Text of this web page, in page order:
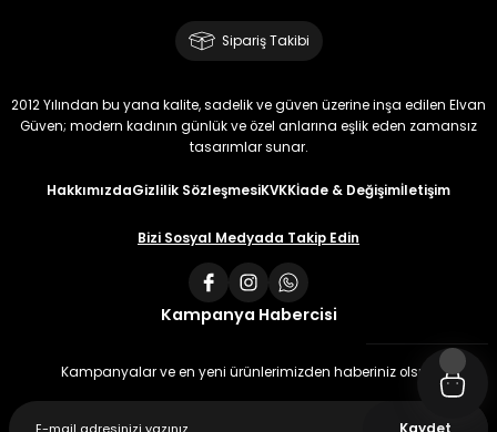
Sipariş Takibi
2012 Yılından bu yana kalite, sadelik ve güven üzerine inşa edilen Elvan
Güven; modern kadının günlük ve özel anlarına eşlik eden zamansız
tasarımlar sunar.
HakkımızdaGizlilik SözleşmesiKVKKİade & Değişimİletişim
Bizi Sosyal Medyada Takip Edin
Kampanya Habercisi
Kampanyalar ve en yeni ürünlerimizden haberiniz olsun
Kaydet